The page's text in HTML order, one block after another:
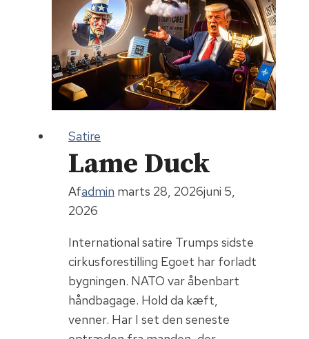
Satire
Lame Duck
Afadmin marts 28, 2026juni 5,
2026
International satire Trumps sidste
cirkusforestilling Egoet har forladt
bygningen. NATO var åbenbart
håndbagage. Hold da kæft,
venner. Har I set den seneste